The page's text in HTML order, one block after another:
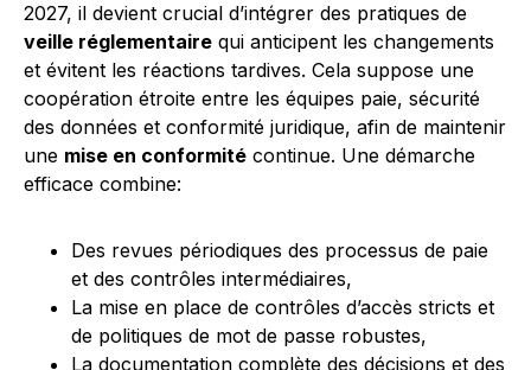
2027, il devient crucial d’intégrer des pratiques de
veille réglementaire qui anticipent les changements
et évitent les réactions tardives. Cela suppose une
coopération étroite entre les équipes paie, sécurité
des données et conformité juridique, afin de maintenir
une mise en conformité continue. Une démarche
efficace combine:
Des revues périodiques des processus de paie
et des contrôles intermédiaires,
La mise en place de contrôles d’accès stricts et
de politiques de mot de passe robustes,
La documentation complète des décisions et des